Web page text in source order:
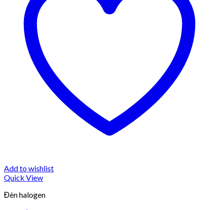
Add to wishlist
Quick View
Đèn halogen